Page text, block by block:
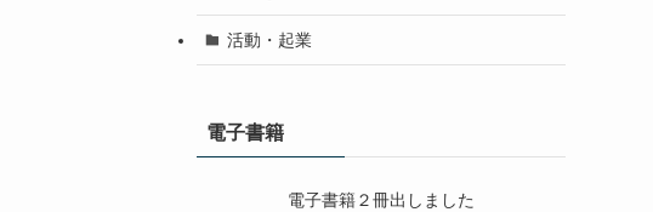
活動・起業
電子書籍
電子書籍２冊出しました